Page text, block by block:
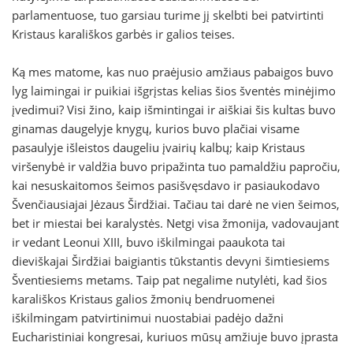
parlamentuose, tuo garsiau turime jį skelbti bei patvirtinti
Kristaus karališkos garbės ir galios teises.
Ką mes matome, kas nuo praėjusio amžiaus pabaigos buvo
lyg laimingai ir puikiai išgrįstas kelias šios šventės minėjimo
įvedimui? Visi žino, kaip išmintingai ir aiškiai šis kultas buvo
ginamas daugelyje knygų, kurios buvo plačiai visame
pasaulyje išleistos daugeliu įvairių kalbų; kaip Kristaus
viršenybė ir valdžia buvo pripažinta tuo pamaldžiu papročiu,
kai nesuskaitomos šeimos pasišvęsdavo ir pasiaukodavo
Švenčiausiajai Jėzaus Širdžiai. Tačiau tai darė ne vien šeimos,
bet ir miestai bei karalystės. Netgi visa žmonija, vadovaujant
ir vedant Leonui XIII, buvo iškilmingai paaukota tai
dieviškajai Širdžiai baigiantis tūkstantis devyni šimtiesiems
Šventiesiems metams. Taip pat negalime nutylėti, kad šios
karališkos Kristaus galios žmonių bendruomenei
iškilmingam patvirtinimui nuostabiai padėjo dažni
Eucharistiniai kongresai, kuriuos mūsų amžiuje buvo įprasta